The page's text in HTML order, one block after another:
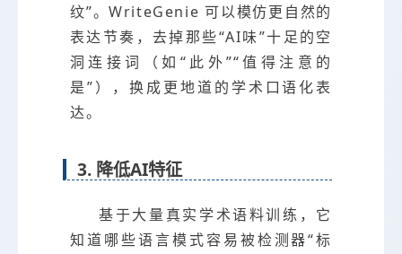
纹”。WriteGenie 可以模仿更自然的
表达节奏，去掉那些“AI味”十足的空
洞连接词（如“此外”“值得注意的
是”），换成更地道的学术口语化表
达。
3. 降低AI特征
基于大量真实学术语料训练，它
知道哪些语言模式容易被检测器“标